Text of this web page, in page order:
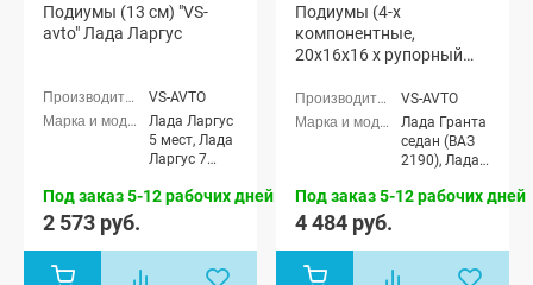
Подиумы (13 см) "VS-
avto" Лада Ларгус
VS-AVTO
Лада Ларгус
5 мест, Лада
Ларгус 7
Под заказ 5-12 рабочих дней
2 573 руб.
Подиумы (4-х
компонентные,
20x16x16 x рупорный
Гранта
VS-AVTO
Лада Гранта
седан (ВАЗ
2190), Лада
Спорт седан
лифтбек
(ВАЗ 2191)
Под заказ 5-12 рабочих дней
4 484 руб.